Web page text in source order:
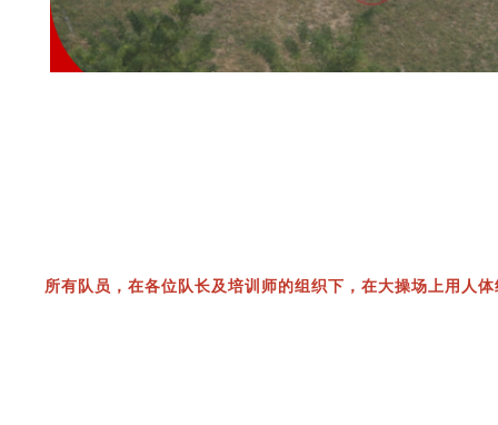
所有队员，在各位队长及培训师的组织下，在大操场上用人